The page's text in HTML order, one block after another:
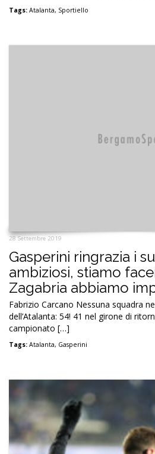
Tags: Atalanta, Sportiello
28 Settembre 2019
Gasperini ringrazia i
ambiziosi, stiamo
Zagabria abbiamo
Fabrizio Carcano Nessuna squadra
dell’Atalanta: 54! 41 nel girone di
campionato […]
Tags: Atalanta, Gasperini